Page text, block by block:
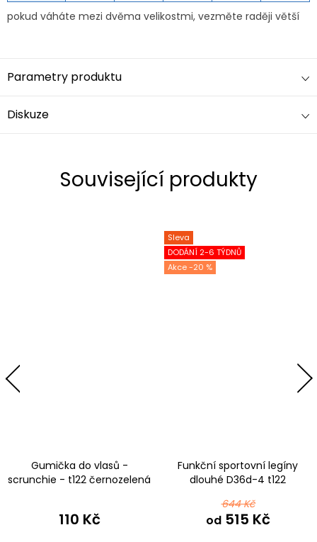
pokud váháte mezi dvěma velikostmi, vezměte raději větší
Parametry produktu
Diskuze
Související produkty
Gumička do vlasů -
scrunchie - t122 černozelená
110 Kč
Sleva
DODÁNÍ 2-6 TÝDNŮ
-20 %
Funkční sportovní legíny
dlouhé D36d-4 t122
644 Kč
od515 Kč